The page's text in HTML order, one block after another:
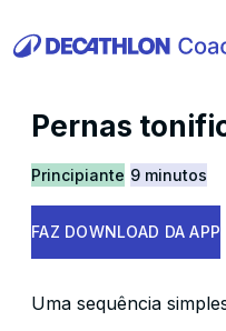
Pernas
Principiante 9 minutos
FAZ DOWNLOAD DA APP
Uma sequência